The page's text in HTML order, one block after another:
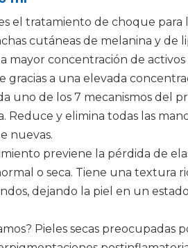
el tratamiento de choque para
cutáneas de melanina y de
mayor concentración de
gracias a una elevada
uno de los 7 mecanismos del
Reduce y elimina todas las
nuevas.
previene la pérdida de
o seca. Tiene una textura
dejando la piel en un
Pieles secas preocupadas